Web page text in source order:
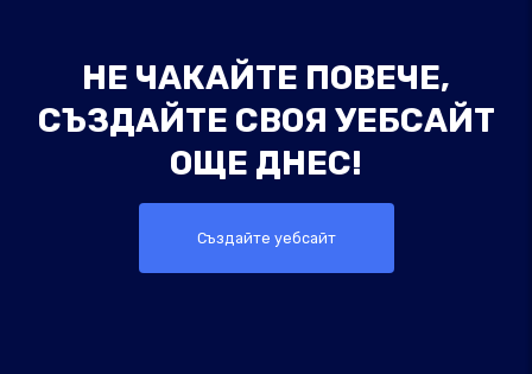
НЕ ЧАКАЙТЕ ПОВЕЧЕ,
СЪЗДАЙТЕ СВОЯ УЕБСАЙТ
ОЩЕ ДНЕС!
Създайте уебсайт